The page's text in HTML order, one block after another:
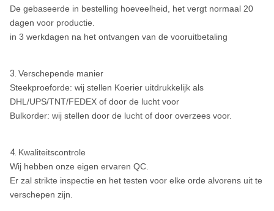
De gebaseerde in bestelling hoeveelheid, het vergt normaal 20
dagen voor productie.
in 3 werkdagen na het ontvangen van de vooruitbetaling
3. Verschepende manier
Steekproeforde: wij stellen Koerier uitdrukkelijk als
DHL/UPS/TNT/FEDEX of door de lucht voor
Bulkorder: wij stellen door de lucht of door overzees voor.
4. Kwaliteitscontrole
Wij hebben onze eigen ervaren QC.
Er zal strikte inspectie en het testen voor elke orde alvorens uit te
verschepen zijn.